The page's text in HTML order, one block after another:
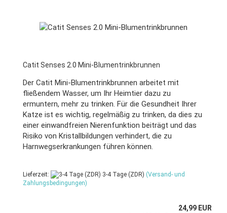
Catit Senses 2.0 Mini-Blumentrinkbrunnen
Der Catit Mini-Blumentrinkbrunnen arbeitet mit
fließendem Wasser, um Ihr Heimtier dazu zu
ermuntern, mehr zu trinken. Für die Gesundheit Ihrer
Katze ist es wichtig, regelmäßig zu trinken, da dies zu
einer einwandfreien Nierenfunktion beiträgt und das
Risiko von Kristallbildungen verhindert, die zu
Harnwegserkrankungen führen können.
Lieferzeit: 3-4 Tage (ZDR) (Versand- und
Zahlungsbedingungen)
24,99 EUR